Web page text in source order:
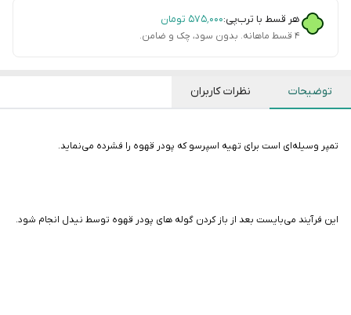
هر قسط با ترب‌پی:۵۷۵٬۰۰۰ تومان
۴ قسط ماهانه. بدون سود، چک و ضامن.
توضیحات نظرات کاربران
تمپر وسیله‌ای است برای تهیه اسپرسو که پودر قهوه را فشرده می‌نماید.
این فرآیند می‌بایست بعد از باز کردن گوله های پودر قهوه توسط نیدل انجام شود.